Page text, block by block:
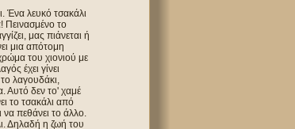
Ένα λευκό τσακάλι
Πεινασμένο το
μας πιάνεται ή
μια απότομη
του χιονιού με
έχει γίνει
λαγουδάκι,
Αυτό δεν το' χαμέ
το τσακάλι από
να πεθάνει το άλλο.
Δηλαδή η ζωή του